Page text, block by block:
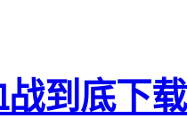
到底下